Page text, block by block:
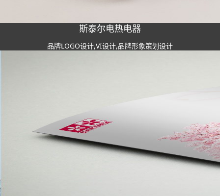
斯泰尔电热电器
品牌LOGO设计,VI设计,品牌形象策划设计